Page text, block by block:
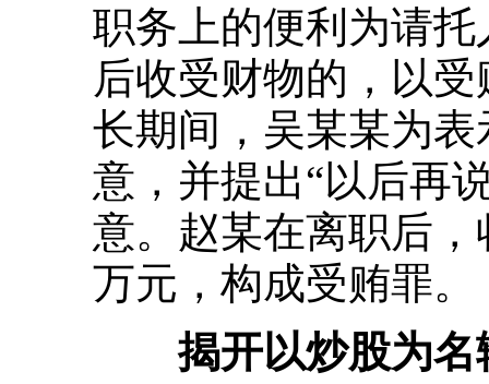
职务上的便利为请
后收受财物的，以
长期间，吴某某为
意，并提出“以后再
意。赵某在离职后，
万元，构成受贿罪。
揭开以炒股为名